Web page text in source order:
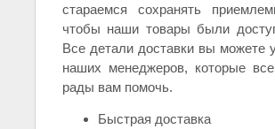
стараемся сохранять
чтобы наши товары были
Все детали доставки вы можете
наших менеджеров, которые
рады вам помочь.
Быстрая доставка